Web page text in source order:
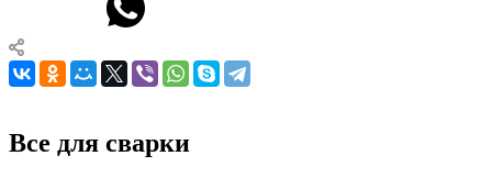
Все для сварки